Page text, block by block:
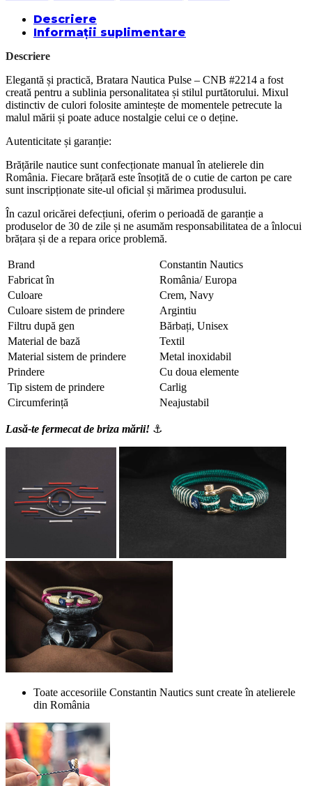
Descriere
Informații suplimentare
Descriere
Elegantă și practică, Bratara Nautica Pulse – CNB #2214 a fost
creată pentru a sublinia personalitatea și stilul purtătorului. Mixul
distinctiv de culori folosite amintește de momentele petrecute la
malul mării și poate aduce nostalgie celui ce o deține.
Autenticitate și garanție:
Brățările nautice sunt confecționate manual în atelierele din
România. Fiecare brățară este însoțită de o cutie de carton pe care
sunt inscripționate site-ul oficial și mărimea produsului.
În cazul oricărei defecțiuni, oferim o perioadă de garanție a
produselor de 30 de zile și ne asumăm responsabilitatea de a înlocui
brățara și de a repara orice problemă.
Brand
Constantin Nautics
Fabricat în
România/ Europa
Culoare
Crem, Navy
Culoare sistem de prindere
Argintiu
Filtru după gen
Bărbați, Unisex
Material de bază
Textil
Material sistem de prindere
Metal inoxidabil
Prindere
Cu doua elemente
Tip sistem de prindere
Carlig
Circumferință
Neajustabil
Lasă-te fermecat de briza mării! ⚓
Toate accesoriile Constantin Nautics sunt create în atelierele
din România